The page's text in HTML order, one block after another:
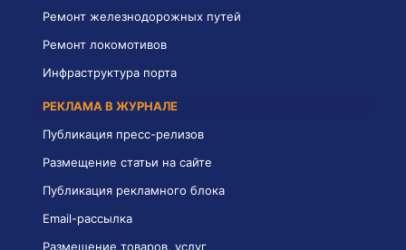
Ремонт железнодорожных путей
Ремонт локомотивов
Инфраструктура порта
РЕКЛАМА В ЖУРНАЛЕ
Публикация пресс-релизов
Размещение статьи на сайте
Публикация рекламного блока
Email-рассылка
Размещение товаров, услуг